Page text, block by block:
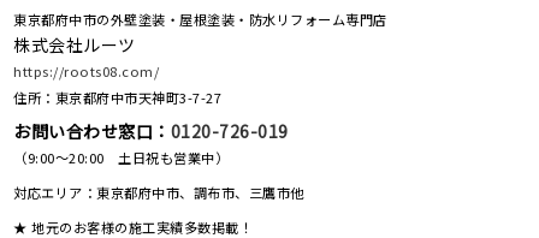
東京都府中市の外壁塗装・屋根塗装・防水リフォーム専門店
株式会社ルーツ
https://roots08.com/
住所：東京都府中市天神町3-7-27
お問い合わせ窓口： 0120-726-019
（9:00～20:00 土日祝も営業中）
対応エリア：東京都府中市、調布市、三鷹市他
★ 地元のお客様の施工実績多数掲載！